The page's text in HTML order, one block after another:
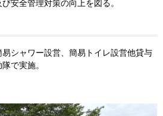
安全管理対策の向上を図る。
シャワー設営、簡易トイレ設営他貸与
で実施。